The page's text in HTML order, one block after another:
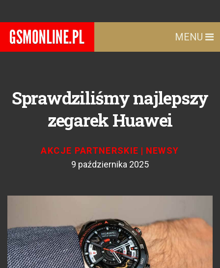
MENU
Sprawdziliśmy najlepszy
zegarek Huawei
AKCJE PARTNERSKIE | NEWSY
9 października 2025